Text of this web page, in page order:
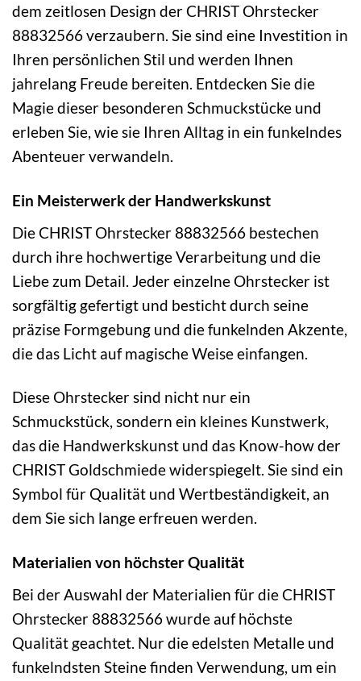
dem zeitlosen Design der CHRIST Ohrstecker
88832566 verzaubern. Sie sind eine Investition in
Ihren persönlichen Stil und werden Ihnen
jahrelang Freude bereiten. Entdecken Sie die
Magie dieser besonderen Schmuckstücke und
erleben Sie, wie sie Ihren Alltag in ein funkelndes
Abenteuer verwandeln.
Ein Meisterwerk der Handwerkskunst
Die CHRIST Ohrstecker 88832566 bestechen
durch ihre hochwertige Verarbeitung und die
Liebe zum Detail. Jeder einzelne Ohrstecker ist
sorgfältig gefertigt und besticht durch seine
präzise Formgebung und die funkelnden Akzente,
die das Licht auf magische Weise einfangen.
Diese Ohrstecker sind nicht nur ein
Schmuckstück, sondern ein kleines Kunstwerk,
das die Handwerkskunst und das Know-how der
CHRIST Goldschmiede widerspiegelt. Sie sind ein
Symbol für Qualität und Wertbeständigkeit, an
dem Sie sich lange erfreuen werden.
Materialien von höchster Qualität
Bei der Auswahl der Materialien für die CHRIST
Ohrstecker 88832566 wurde auf höchste
Qualität geachtet. Nur die edelsten Metalle und
funkelndsten Steine finden Verwendung, um ein